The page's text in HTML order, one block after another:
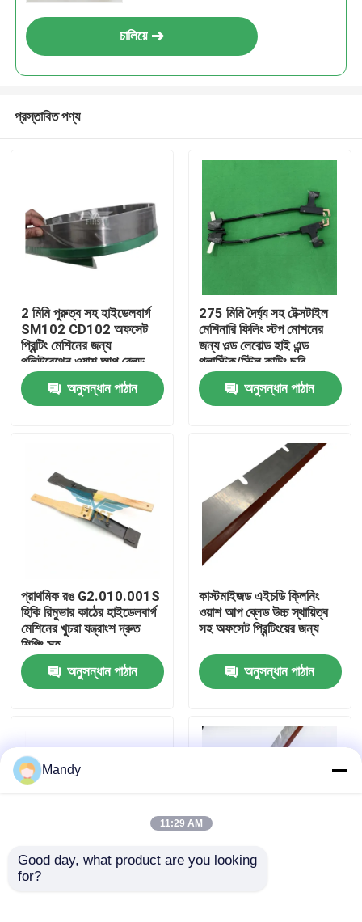
পণ্য
কারখানা পরিদর্শন
গুণমান নিয়ন্ত্রণ
খবর
ব্লগ
চালিয়ে
প্রস্তাবিত পণ্য
2 মিমি পুরুত্ব সহ হাইডেলবার্গ
SM102 CD102 অফসেট
প্রিন্টিং মেশিনের জন্য
পলিউরেথেন ওয়াশ আপ ব্লেড
অনুসন্ধান পাঠান
275 মিমি দৈর্ঘ্য সহ টেক্সটাইল
মেশিনারি ফিলিং স্টপ মোশনের
জন্য ওল্ড লেবোল্ড হাই এন্ড
প্লাস্টিক/স্টিল কাটিং ছুরি
অনুসন্ধান পাঠান
প্রাথমিক রঙ G2.010.001S
হিকি রিমুভার কাঠের হাইডেলবার্গ
মেশিনের খুচরা যন্ত্রাংশ দ্রুত
শিপিং সহ
অনুসন্ধান পাঠান
কাস্টমাইজড এইচডি ক্লিনিং
ওয়াশ আপ ব্লেড উচ্চ স্থায়িত্ব
সহ অফসেট প্রিন্টিংয়ের জন্য
অনুসন্ধান পাঠান
ইন্ডাস্ট্রিয়াল হাই-এন্ড রাবার/স্টিল
Mandy
11:29 AM
Good day, what product are you looking
for?